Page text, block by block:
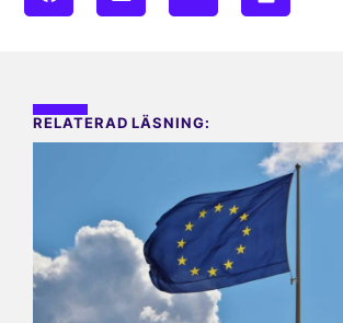
RELATERAD LÄSNING: